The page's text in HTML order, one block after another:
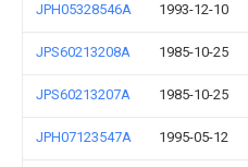
JPH05328546A 1993-12-10
JPS60213208A 1985-10-25
JPS60213207A 1985-10-25
JPH07123547A 1995-05-12